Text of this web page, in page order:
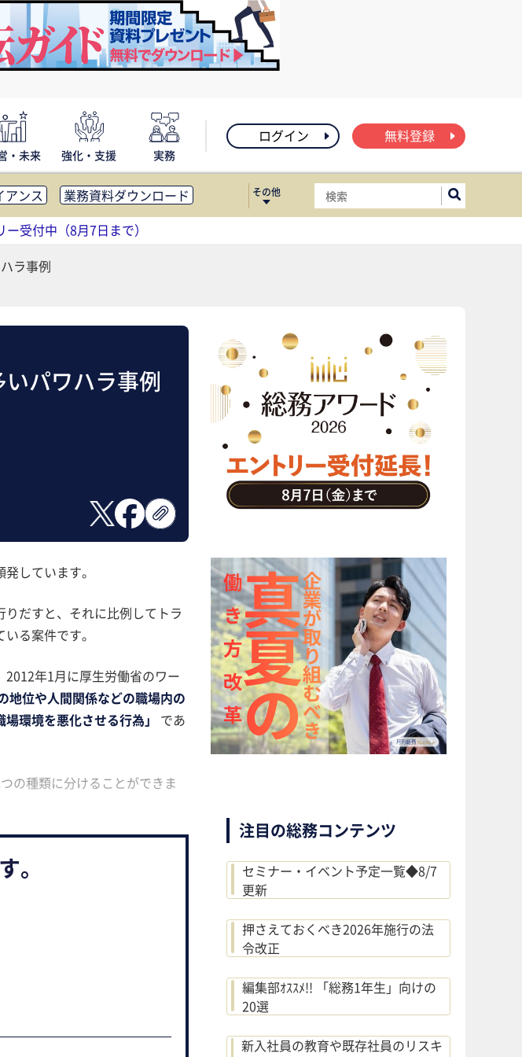
・未来 強化・支援 実務
ログイン 無料登録
アンス
業務資料ダウンロード
ション活性化
FM・オフィス移転
シング・BPO
調査・レポート
その他
受付中（8月7日まで）
ラ事例
パワハラ事例
注目の総務コンテンツ
セミナー・イベント予定一覧◆8/7
更新
押さえておくべき2026年施行の法
令改正
編集部ｵｽｽﾒ!! 「総務1年生」向けの
20選
新入社員の教育や既存社員のリスキ
しています。
だすと、それに比例してトラ
る案件です。
年1月に厚生労働省のワー
地位や人間関係などの職場内の
環境を悪化させる行為」
であ
の種類に分けることができま
。